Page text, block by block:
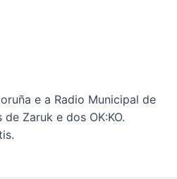
e a Radio Municipal de
Zaruk e dos OK:KO.